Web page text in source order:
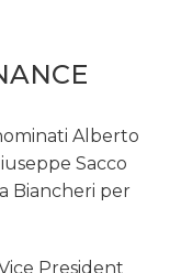
Alberto
Sacco
Biancheri per
President